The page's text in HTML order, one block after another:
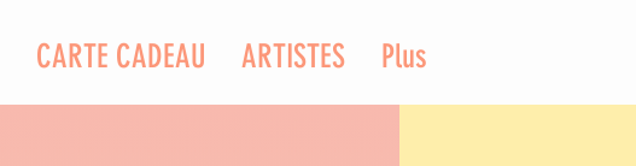
CARTE CADEAU ARTISTES Plus